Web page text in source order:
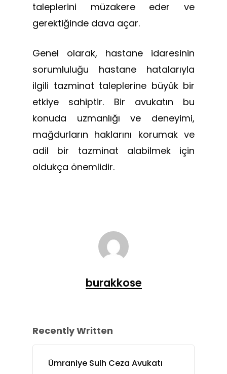
taleplerini müzakere eder ve
gerektiğinde dava açar.
Genel olarak, hastane idaresinin
sorumluluğu hastane hatalarıyla
ilgili tazminat taleplerine büyük bir
etkiye sahiptir. Bir avukatın bu
konuda uzmanlığı ve deneyimi,
mağdurların haklarını korumak ve
adil bir tazminat alabilmek için
oldukça önemlidir.
burakkose
Recently Written
Ümraniye Sulh Ceza Avukatı